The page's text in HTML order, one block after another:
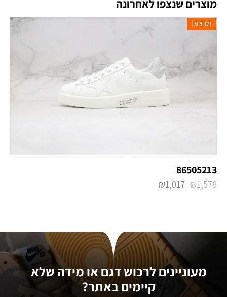
מוצרים שנצפו לאחרונה
מבצע!
86505213
₪1,578
₪1,017
מעוניינים לרכוש דגם או מידה שלא
קיימים באתר?